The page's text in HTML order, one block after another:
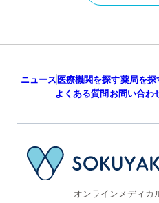
ニュース医療機関を探す薬局を探
よくある質問お問い合わ
オンラインメディカ